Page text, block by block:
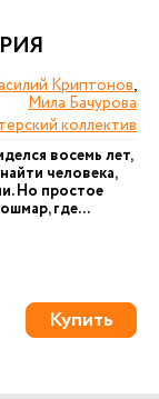
Криптонов,
Мила Бачурова
коллектив
восемь лет,
человека,
Но простое
где...
Купить